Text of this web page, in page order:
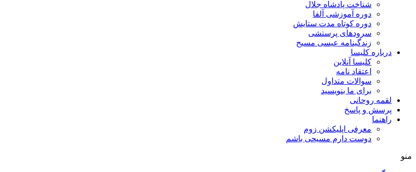
شناخت پادشاه جلال
دوره آموزشی آلفا
دوره کوتاه مدت ستایش
سرودهای پرستشی
زندگینامه عیسی مسیح
درباره کلیسا
کلیسا آنلاین
اعتقاد نامه
سوالات متداول
برای ما بنویسید
لقمه روحانی
پرسش و پاسخ
راهنما
معرفی اپلیکشن زوم
دوست دارم مسیحی باشم
منو